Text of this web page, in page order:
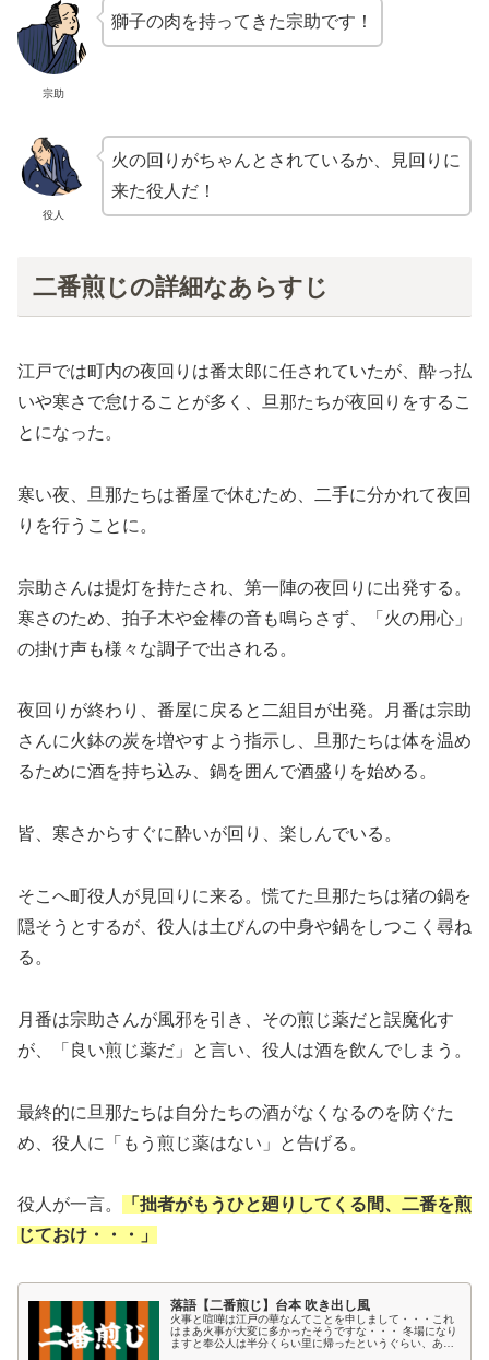
宗助
獅子の肉を持ってきた宗助です！
役人
火の回りがちゃんとされているか、見回りに
来た役人だ！
二番煎じの詳細なあらすじ
江戸では町内の夜回りは番太郎に任されていたが、酔っ払
いや寒さで怠けることが多く、旦那たちが夜回りをするこ
とになった。
寒い夜、旦那たちは番屋で休むため、二手に分かれて夜回
りを行うことに。
宗助さんは提灯を持たされ、第一陣の夜回りに出発する。
寒さのため、拍子木や金棒の音も鳴らさず、「火の用心」
の掛け声も様々な調子で出される。
夜回りが終わり、番屋に戻ると二組目が出発。月番は宗助
さんに火鉢の炭を増やすよう指示し、旦那たちは体を温め
るために酒を持ち込み、鍋を囲んで酒盛りを始める。
皆、寒さからすぐに酔いが回り、楽しんでいる。
そこへ町役人が見回りに来る。慌てた旦那たちは猪の鍋を
隠そうとするが、役人は土びんの中身や鍋をしつこく尋ね
る。
月番は宗助さんが風邪を引き、その煎じ薬だと誤魔化す
が、「良い煎じ薬だ」と言い、役人は酒を飲んでしまう。
最終的に旦那たちは自分たちの酒がなくなるのを防ぐた
め、役人に「もう煎じ薬はない」と告げる。
役人が一言。
「拙者がもうひと廻りしてくる間、二番を煎
じておけ・・・」
落語【二番煎じ】台本 吹き出し風
火事と喧嘩は江戸の華なんてことを申しまして・・・これ
はまあ火事が大変に多かったそうですな・・・ 冬場になり
ますと奉公人は半分くらい里に帰ったというぐらい、あん